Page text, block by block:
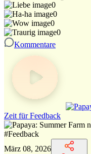
0
0
0
0
Kommentare
Zeit für Feedback
#Feedback
März 08, 2026